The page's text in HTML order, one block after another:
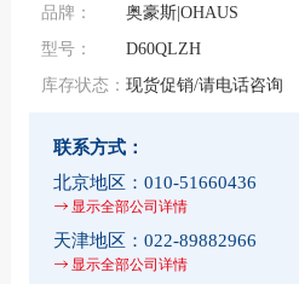
品牌：
奥豪斯|OHAUS
型号：
D60QLZH
库存状态： 现货促销/请电话咨询
联系方式：
北京地区： 010-51660436
显示全部公司详情
天津地区： 022-89882966
显示全部公司详情